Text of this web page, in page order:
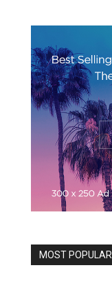
MOST POPULAR